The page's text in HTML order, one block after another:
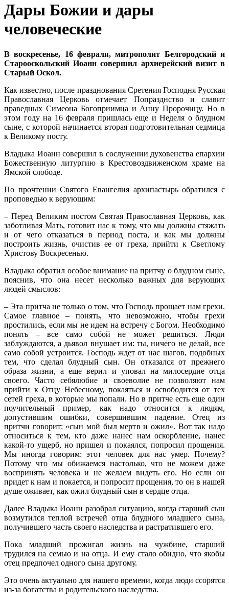
Дары Божии и дары
человеческие
В воскресенье, 16 февраля, митрополит Белгородский и
Старооскольский Иоанн совершил архиерейский визит в
Старый Оскол.
Как известно, после празднования Сретения Господня Русская
Православная Церковь отмечает Попразднство и славит
праведных Симеона Богоприимца и Анну Пророчицу. Но в
этом году на 16 февраля пришлась еще и Неделя о блудном
сыне, с которой начинается вторая подготовительная седмица
к Великому посту.
Владыка Иоанн совершил в сослужении духовенства епархии
Божественную литургию в Крестовоздвиженском храме на
Ямской слободе.
По прочтении Святого Евангелия архипастырь обратился с
проповедью к верующим:
– Перед Великим постом Святая Православная Церковь, как
заботливая Мать, готовит нас к тому, что мы должны стяжать
и от чего отказаться в период поста, и как мы должны
построить жизнь, очистив ее от греха, прийти к Светлому
Христову Воскресенью.
Владыка обратил особое внимание на притчу о блудном сыне,
пояснив, что она несет несколько важных для верующих
людей смыслов:
– Эта притча не только о том, что Господь прощает нам грехи.
Самое главное – понять, что невозможно, чтобы грехи
простились, если мы не идем на встречу с Богом. Необходимо
понять – все само собой не может решиться. Люди
заблуждаются, а дьявол внушает им: ты, ничего не делай, все
само собой устроится. Господь ждет от нас шагов, подобных
тем, что сделал блудный сын. Он отказался от прежнего
образа жизни, а еще верил и уповал на милосердие отца
своего. Часто себялюбие и своеволие не позволяют нам
прийти к Отцу Небесному, покаяться и освободится от тех
сетей греха, в которые мы попали. Но в притче есть еще один
поучительный пример, как надо относится к людям,
допустившим ошибки, совершившим падение. Отец из
притчи говорит: «сын мой был мертв и ожил». Вот так надо
относиться к тем, кто даже нанес нам оскорбление, нанес
какой-то ущерб, но пришел и покаялся, попросил прощения.
Мы иногда говорим: этот человек для нас умер. Почему?
Потому что мы обижаемся настолько, что не можем даже
воспринять человека и не желаем видеть его. Но если он
придет к нам и покается, и попросит прощения, то он в нашей
душе оживает, как ожил блудный сын в сердце отца.
Далее Владыка Иоанн разобрал ситуацию, когда старший сын
возмутился теплой встречей отца блудного младшего сына,
получившего часть своего наследства и растратившего его.
Пока младший прожигал жизнь на чужбине, старший
трудился на семью и на отца. И ему стало обидно, что якобы
отец предпочел одного сына другому.
Это очень актуально для нашего времени, когда люди ссорятся
из-за богатства и родительского наследства.